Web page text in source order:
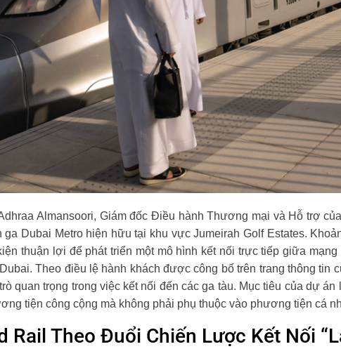
Almansoori, Giám đốc Điều hành Thương mại và Hỗ trợ
ga Dubai Metro hiện hữu tại khu vực Jumeirah Golf Estates.
thuận lợi để phát triển một mô hình kết nối trực tiếp giữa
Theo điều lệ hành khách được công bố trên trang thông tin
quan trọng trong việc kết nối đến các ga tàu. Mục tiêu của dự
tiện công cộng mà không phải phụ thuộc vào phương tiện cá
Rail Theo Đuổi Chiến Lược Kết Nối